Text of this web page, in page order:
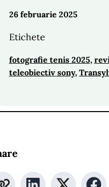
26 februarie 2025
Etichete
fotografie tenis 2025,
teleobiectiv sony,